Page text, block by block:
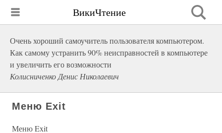
ВикиЧтение
Очень хороший самоучитель пользователя компьютером.
Как самому устранить 90% неисправностей в компьютере
и увеличить его возможности
Колисниченко Денис Николаевич
Меню Exit
Меню Exit